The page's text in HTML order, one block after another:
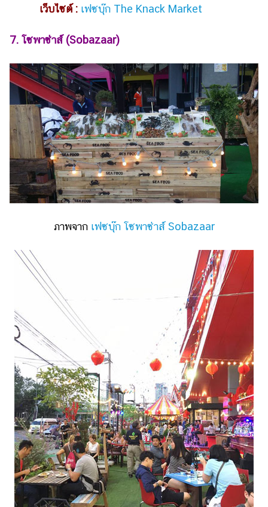
เว็บไซต์ : เฟซบุ๊ก The Knack Market
7. โซพาซ่าส์ (Sobazaar)
ภาพจาก เฟซบุ๊ก โซพาซ่าส์ Sobazaar